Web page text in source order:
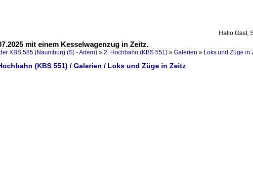
Hallo Gast,
mit einem Kesselwagenzug in Zeitz.
KBS 585 (Naumburg (S) - Artern) » 2. Hochbahn (KBS 551) » Galerien » Loks und Züge in
(KBS 551) / Galerien / Loks und Züge in Zeitz